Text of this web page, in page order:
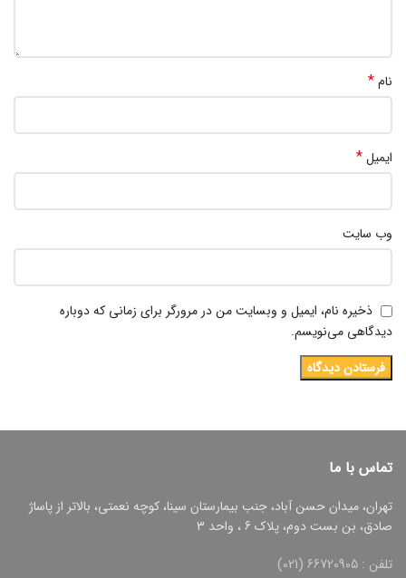
نام*
ایمیل*
وب‌ سایت
ذخیره نام، ایمیل و وبسایت من در مرورگر برای زمانی که دوباره
دیدگاهی می‌نویسم.
تماس با ما
تهران، میدان حسن آباد، جنب بیمارستان سینا، کوچه نعمتی، بالاتر از پاساژ
صادق، بن بست دوم، پلاک 6 ، واحد 3
تلفن : 66720905 (021)